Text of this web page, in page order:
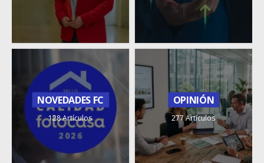
NOVEDADES FC
128 Artículos
OPINIÓN
277 Artículos